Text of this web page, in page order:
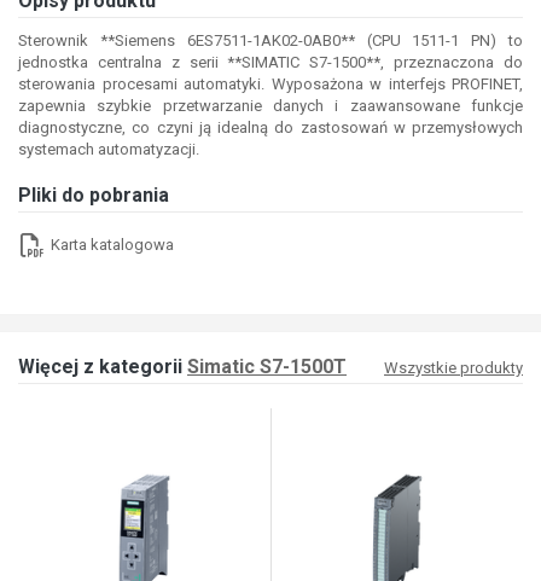
Sterownik **Siemens 6ES7511-1AK02-0AB0** (CPU 1511-1 PN) to
jednostka centralna z serii **SIMATIC S7-1500**, przeznaczona do
sterowania procesami automatyki. Wyposażona w interfejs PROFINET,
zapewnia szybkie przetwarzanie danych i zaawansowane funkcje
diagnostyczne, co czyni ją idealną do zastosowań w przemysłowych
systemach automatyzacji.
Pliki do pobrania
Karta katalogowa
Więcej z kategorii Simatic S7-1500T Wszystkie produkty